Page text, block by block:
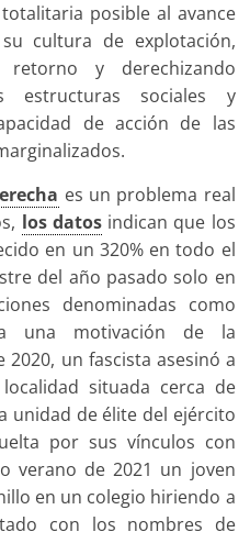
posible al avance
cultura de explotación,
y derechizando
estructuras sociales y
de acción de las
es un problema real
los datosindican que los
en un 320% en todo el
del año pasado solo en
denominadas como
una motivación de la
un fascista asesinó a
situada cerca de
unidad de élite del ejército
por sus vínculos con
verano de 2021 un joven
en un colegio hiriendo a
con los nombres de